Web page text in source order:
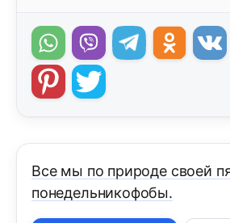
Все мы по природе своей
понедельникофобы.